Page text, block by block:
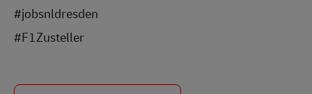
#jobsnldresden
#F1Zusteller